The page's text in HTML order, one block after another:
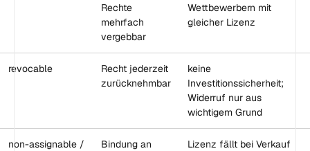
Rechte
mehrfach
vergebbar
Wettbewerbern mit
gleicher Lizenz
revocable
Recht jederzeit
zurücknehmbar
keine
Investitionssicherheit;
Widerruf nur aus
wichtigem Grund
non-assignable /
Bindung an
Lizenz fällt bei Verkauf